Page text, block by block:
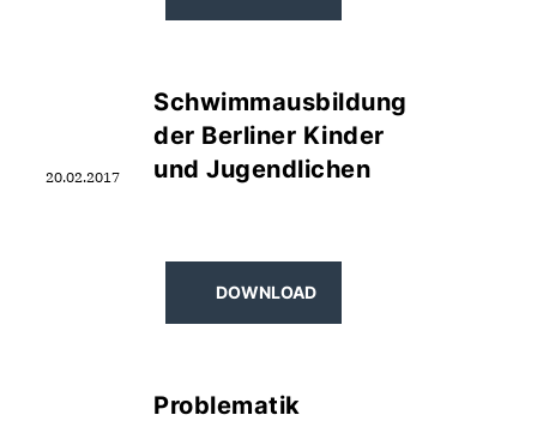
20.02.2017
Schwimmausbildung
der Berliner Kinder
und Jugendlichen
DOWNLOAD
Problematik